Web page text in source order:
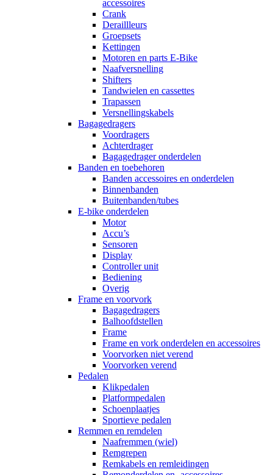
accessoires
Crank
Deraillleurs
Groepsets
Kettingen
Motoren en parts E-Bike
Naafversnelling
Shifters
Tandwielen en cassettes
Trapassen
Versnellingskabels
Bagagedragers
Voordragers
Achterdrager
Bagagedrager onderdelen
Banden en toebehoren
Banden accessoires en onderdelen
Binnenbanden
Buitenbanden/tubes
E-bike onderdelen
Motor
Accu’s
Sensoren
Display
Controller unit
Bediening
Overig
Frame en voorvork
Bagagedragers
Balhoofdstellen
Frame
Frame en vork onderdelen en accessoires
Voorvorken niet verend
Voorvorken verend
Pedalen
Klikpedalen
Platformpedalen
Schoenplaatjes
Sportieve pedalen
Remmen en remdelen
Naafremmen (wiel)
Remgrepen
Remkabels en remleidingen